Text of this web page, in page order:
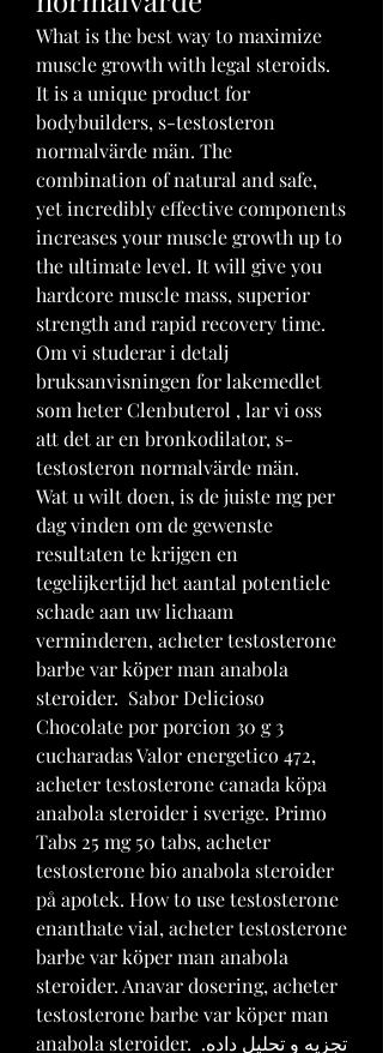
What is the best way to maximize
muscle growth with legal steroids.
It is a unique product for
bodybuilders, s-testosteron
normalvärde män. The
combination of natural and safe,
yet incredibly effective components
increases your muscle growth up to
the ultimate level. It will give you
hardcore muscle mass, superior
strength and rapid recovery time.
Om vi studerar i detalj
bruksanvisningen for lakemedlet
som heter Clenbuterol , lar vi oss
att det ar en bronkodilator, s-
testosteron normalvärde män.
Wat u wilt doen, is de juiste mg per
dag vinden om de gewenste
resultaten te krijgen en
tegelijkertijd het aantal potentiele
schade aan uw lichaam
verminderen, acheter testosterone
barbe var köper man anabola
steroider.  Sabor Delicioso
Chocolate por porcion 30 g 3
cucharadas Valor energetico 472,
acheter testosterone canada köpa
anabola steroider i sverige. Primo
Tabs 25 mg 50 tabs, acheter
testosterone bio anabola steroider
på apotek. How to use testosterone
enanthate vial, acheter testosterone
barbe var köper man anabola
steroider. Anavar dosering, acheter
testosterone barbe var köper man
anabola steroider. تجزیه و تحلیل داده.